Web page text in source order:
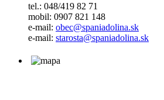
tel.: 048/419 82 71
mobil: 0907 821 148
e-mail: obec@spaniadolina.sk
e-mail: starosta@spaniadolina.sk